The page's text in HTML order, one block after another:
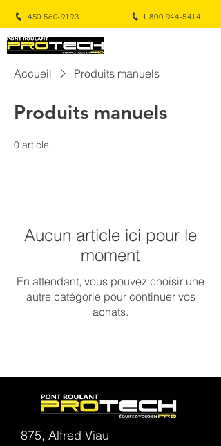
450 560-9193 1 800 944-5414
Accueil Produits manuels
Produits manuels
0 article
Aucun article ici pour le
moment
En attendant, vous pouvez choisir une
autre catégorie pour continuer vos
achats.
875, Alfred Viau